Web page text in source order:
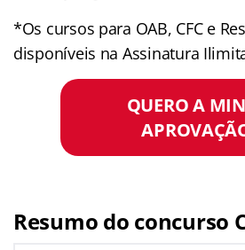
*Os cursos para OAB, CFC e
disponíveis na Assinatura
QUERO A
Resumo do concurso